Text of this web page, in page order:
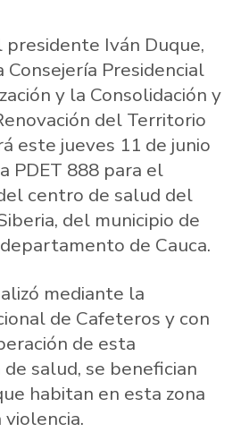
Iván Duque,
Consejería Presidencial
y la Consolidación y
del Territorio
este jueves 11 de junio
PDET 888 para el
centro de salud del
del municipio de
de Cauca.
mediante la
de Cafeteros y con
de esta
salud, se benefician
habitan en esta zona